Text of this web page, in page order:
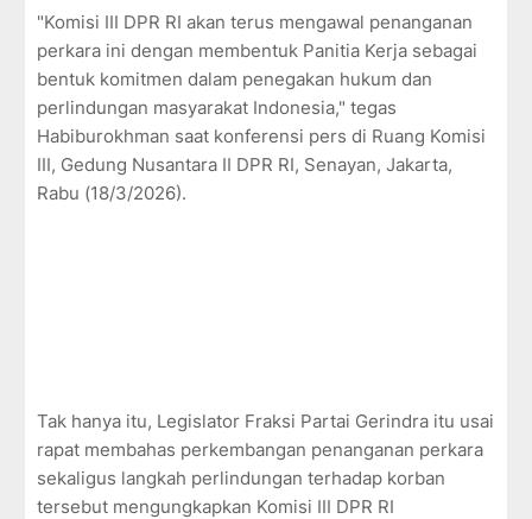
"Komisi III DPR RI akan terus mengawal penanganan
perkara ini dengan membentuk Panitia Kerja sebagai
bentuk komitmen dalam penegakan hukum dan
perlindungan masyarakat Indonesia," tegas
Habiburokhman saat konferensi pers di Ruang Komisi
III, Gedung Nusantara II DPR RI, Senayan, Jakarta,
Rabu (18/3/2026).
Tak hanya itu, Legislator Fraksi Partai Gerindra itu usai
rapat membahas perkembangan penanganan perkara
sekaligus langkah perlindungan terhadap korban
tersebut mengungkapkan Komisi III DPR RI